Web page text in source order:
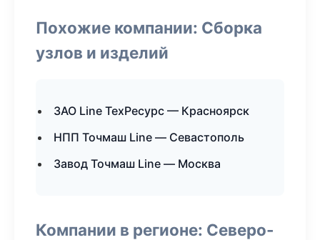
Похожие компании: Сборка
узлов и изделий
ЗАО Line ТехРесурс — Красноярск
НПП Точмаш Line — Севастополь
Завод Точмаш Line — Москва
Компании в регионе: Северо-